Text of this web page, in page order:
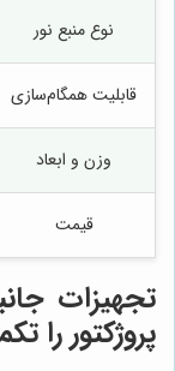
نوع منبع نور
قابلیت همگام‌سازی
وزن و ابعاد
قیمت
تجهیزات
پروژکتور را